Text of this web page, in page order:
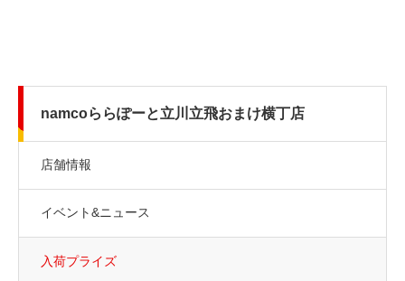
namcoららぽーと立川立飛おまけ横丁店
店舗情報
イベント&ニュース
入荷プライズ